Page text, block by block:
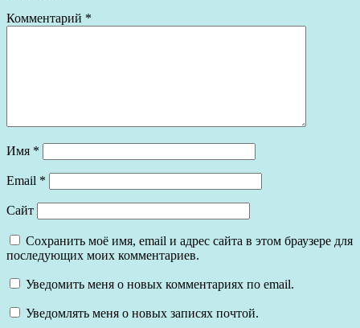
Комментарий *
Имя *
Email *
Сайт
Сохранить моё имя, email и адрес сайта в этом браузере для
последующих моих комментариев.
Уведомить меня о новых комментариях по email.
Уведомлять меня о новых записях почтой.